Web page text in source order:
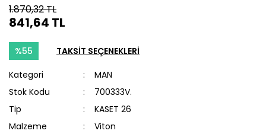
1.870,32 TL
841,64 TL
%55 TAKSİT SEÇENEKLERİ
Kategori
MAN
Stok Kodu
700333V.
Tip
KASET 26
Malzeme
Viton